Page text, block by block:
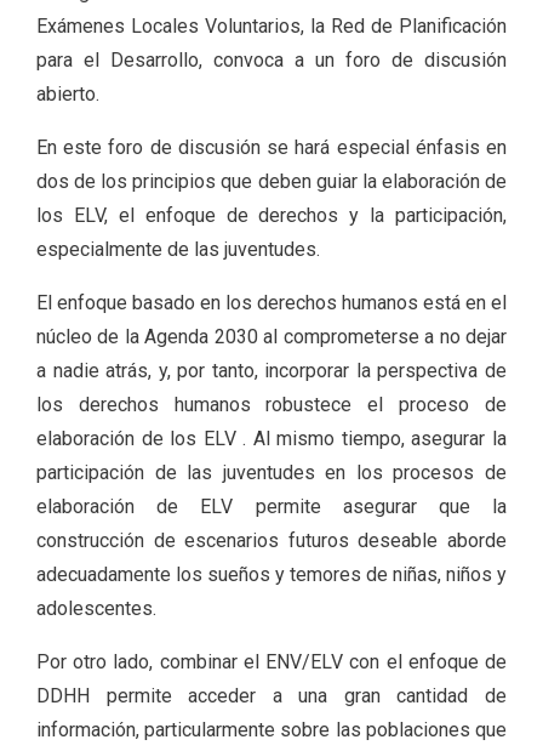
Exámenes Locales Voluntarios, la Red de Planificación
para el Desarrollo, convoca a un foro de discusión
abierto.
En este foro de discusión se hará especial énfasis en
dos de los principios que deben guiar la elaboración de
los ELV, el enfoque de derechos y la participación,
especialmente de las juventudes.
El enfoque basado en los derechos humanos está en el
núcleo de la Agenda 2030 al comprometerse a no dejar
a nadie atrás, y, por tanto, incorporar la perspectiva de
los derechos humanos robustece el proceso de
elaboración de los ELV . Al mismo tiempo, asegurar la
participación de las juventudes en los procesos de
elaboración de ELV permite asegurar que la
construcción de escenarios futuros deseable aborde
adecuadamente los sueños y temores de niñas, niños y
adolescentes.
Por otro lado, combinar el ENV/ELV con el enfoque de
DDHH permite acceder a una gran cantidad de
información, particularmente sobre las poblaciones que